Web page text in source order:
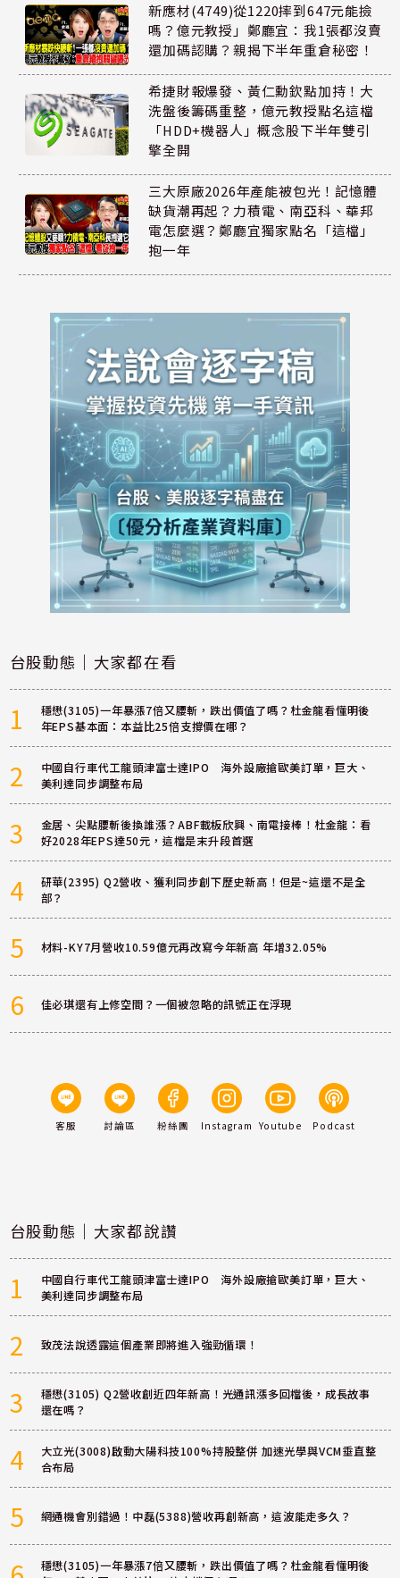
新應材(4749)從1220摔到647元能撿
嗎？億元教授」鄭廳宜：我1張都沒賣
還加碼認購？親揭下半年重倉秘密！
希捷財報爆發、黃仁勳欽點加持！大
洗盤後籌碼重整，億元教授點名這檔
「HDD+機器人」概念股下半年雙引
擎全開
三大原廠2026年產能被包光！記憶體
缺貨潮再起？力積電、南亞科、華邦
電怎麼選？鄭廳宜獨家點名「這檔」
抱一年
台股動態｜大家都在看
1
穩懋(3105)一年暴漲7倍又腰斬，跌出價值了嗎？杜金龍看懂明後
年EPS基本面：本益比25倍支撐價在哪？
2
中國自行車代工龍頭津富士達IPO 海外設廠搶歐美訂單，巨大、
美利達同步調整布局
3
金居、尖點腰斬後換誰漲？ABF載板欣興、南電接棒！杜金龍：看
好2028年EPS達50元，這檔是末升段首選
4
研華(2395) Q2營收、獲利同步創下歷史新高！但是~這還不是全
部？
5 材料-KY7月營收10.59億元再改寫今年新高 年增32.05%
6 佳必琪還有上修空間？一個被忽略的訊號正在浮現
客服 討論區 粉絲團 Instagram Youtube Podcast
台股動態｜大家都說讚
1
中國自行車代工龍頭津富士達IPO 海外設廠搶歐美訂單，巨大、
美利達同步調整布局
2 致茂法說透露這個產業即將進入強勁循環！
3
穩懋(3105) Q2營收創近四年新高！光通訊漲多回檔後，成長故事
還在嗎？
4
大立光(3008)啟動大陽科技100%持股整併 加速光學與VCM垂直整
合布局
5 網通機會別錯過！中磊(5388)營收再創新高，這波能走多久？
穩懋(3105)一年暴漲7倍又腰斬，跌出價值了嗎？杜金龍看懂明後